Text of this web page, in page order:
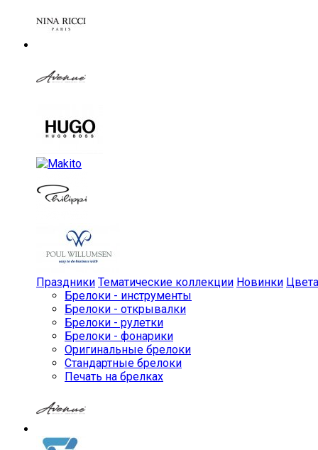
Праздники Тематические коллекции Новинки Цвета
Брелоки - инструменты
Брелоки - открывалки
Брелоки - рулетки
Брелоки - фонарики
Оригинальные брелоки
Стандартные брелоки
Печать на брелках